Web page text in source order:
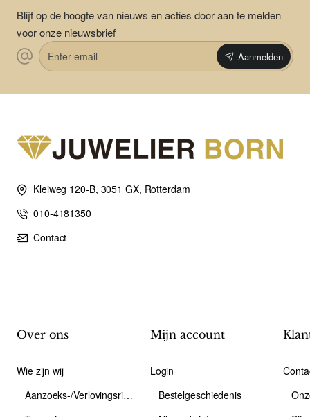
Blijf op de hoogte van nieuws en acties door aan te melden
voor onze nieuwsbrief
Enter
email
Aanmelden
Kleiweg 120-B, 3051 GX, Rotterdam
010-4181350
Contact
Over ons
Wie zijn wij
Aanzoeks-/Verlovingsring
Mijn account
Login
Bestelgeschiedenis